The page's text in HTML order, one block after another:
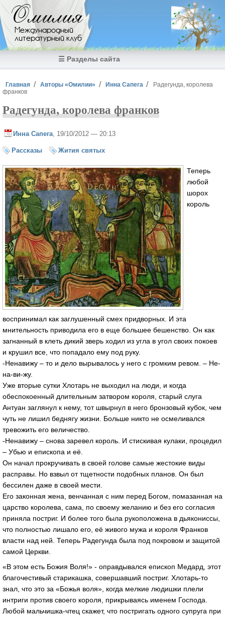
Перейти к основному содержанию
Омилия
Международный
литературный клуб
☰ Разделы сайта
Вы здесь
Главная Авторы «Омилии» Инна Сапега
Радегунда, королева
франков
Радегунда, королева франков
Инна Сапега , 19/10/2012 — 20:13
Рассказы Жития святых
Теперь
любой
шорох
король
воспринимал как заглушенный смех придворных. И эта
мнительность приводила его в еще большее бешенство. Он как
загнанный в клеть дикий зверь ходил из угла в угол своих покоев
и крушил все, что попадало ему под руку.
-Ненавижу – то и дело вырывалось у него с громким ревом. – Не-
на-ви-жу.
Уже вторые сутки Хлотарь не выходил на люди, и когда
обеспокоенный длительным затвором короля, старый слуга
Антуан заглянул к нему, тот швырнул в него бронзовый кубок, чем
чуть не лишил беднягу жизни. Больше никто не осмеливался
тревожить его величество.
-Ненавижу – снова заревел король. И стискивая кулаки, процедил
– Убью и епископа и её.
Он начал прокручивать в своей голове самые жестокие виды
расправы. Но взвыл от тщетности подобных планов. Он был
бессилен даже в своей мести.
Его законная жена, венчанная с ним перед Богом, помазанная на
царство королева, сама, по своему желанию и без его согласия
приняла постриг. И более того была рукоположена в дьякониссы,
что полностью лишало его, её живого мужа и короля Франков
власти над ней. Теперь Радегунда была под покровом и защитой
самой Церкви.
«В этом есть Божия Воля!» - оправдывался епископ Медард, этот
благочестивый старикашка, совершавший постриг. Хлотарь-то
знал, что это за «Божья воля», когда мелкие людишки плели
интриги против своего короля, прикрываясь именем Господа.
Любой мальчишка-чтец скажет, что постригать одного супруга при